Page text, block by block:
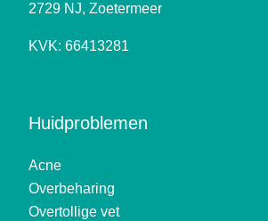
2729 NJ, Zoetermeer
KVK: 66413281
Huidproblemen
Acne
Overbeharing
Overtollige vet